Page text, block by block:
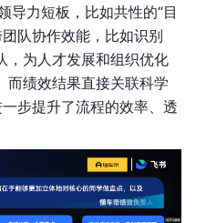
导力短板，比如共性的“目
队协作效能，比如识别
，为人才发展和组织优化
而绩效结果直接关联科学
步提升了流程的效率、透